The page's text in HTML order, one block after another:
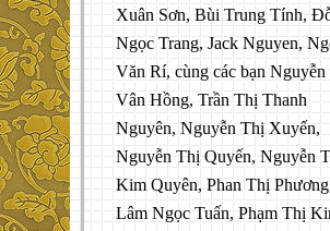
Xuân Sơn, Bùi Trung Tính,
Ngọc Trang, Jack Nguyen,
Văn Rí, cùng các bạn
Vân Hồng, Trần Thị Thanh
Nguyên, Nguyễn Thị Xuyến,
Nguyễn Thị Quyến, Nguyễn
Kim Quyên, Phan Thị
Lâm Ngọc Tuấn, Phạm Thị